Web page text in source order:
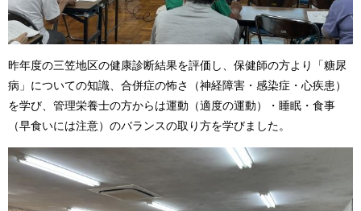
昨年度の三笠地区の健康診断結果を評価し、保健師の方より「糖尿
病」についての知識、合併症の怖さ（神経障害・感染症・心疾患）
を学び、管理栄養士の方からは運動（適度の運動）・睡眠・食事
（早食いには注意）のバランスの取り方を学びました。